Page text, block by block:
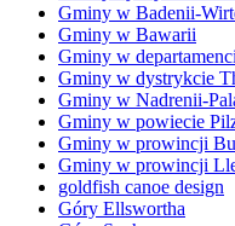
Gminy w Badenii-
Gminy w Bawarii
Gminy w
Gminy w dystrykcie
Gminy w Nadrenii-
Gminy w powiecie
Gminy w prowincji
Gminy w prowincji
goldfish canoe design
Góry Ellswortha